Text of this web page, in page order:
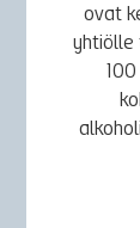
ovat
yhtiölle